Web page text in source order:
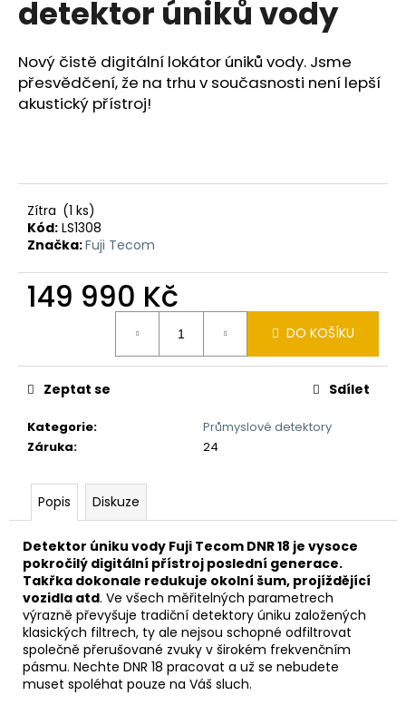
detektor úniků vody
Nový čistě digitální lokátor úniků vody. Jsme
přesvědčení, že na trhu v současnosti není lepší
akustický přístroj!
Zítra (1 ks)
Kód: LS1308
Značka:Fuji Tecom
149 990 Kč
DO KOŠÍKU
Kategorie:
Průmyslové detektory
Záruka: 24
Zeptat se Sdílet
Popis Diskuze
Detektor úniku vody Fuji Tecom DNR 18 je vysoce
pokročilý digitální přístroj poslední generace.
Takřka dokonale redukuje okolní šum, projíždějící
vozidla atd. Ve všech měřitelných parametrech
výrazně převyšuje tradiční detektory úniku založených
klasických filtrech, ty ale nejsou schopné odfiltrovat
společně přerušované zvuky v širokém frekvenčním
pásmu. Nechte DNR 18 pracovat a už se nebudete
muset spoléhat pouze na Váš sluch.
a
í
t
?
D
r
u
u
m
DETEKTOR
KOVŮ
MINELAB
VANQUISH
460
9
690
Kč